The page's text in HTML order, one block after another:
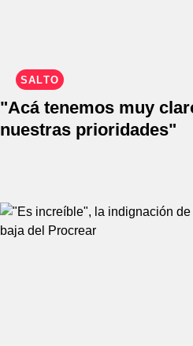
SALTO
"Acá tenemos muy
nuestras prioridades"